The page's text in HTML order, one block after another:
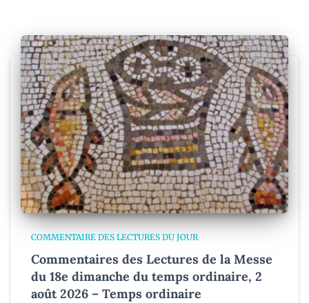
COMMENTAIRE DES LECTURES DU JOUR
Commentaires des Lectures de la Messe
du 18e dimanche du temps ordinaire, 2
août 2026 – Temps ordinaire